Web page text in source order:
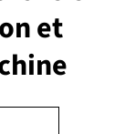
et